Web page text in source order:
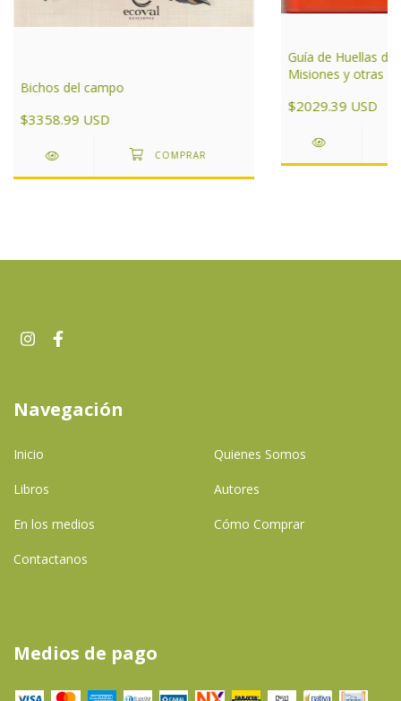
Bichos del campo
$3358.99 USD
Guía de Huellas
Misiones y otras
$2029.39 USD
Navegación
Inicio Quienes Somos
Libros Autores
En los medios Cómo Comprar
Contactanos
Medios de pago